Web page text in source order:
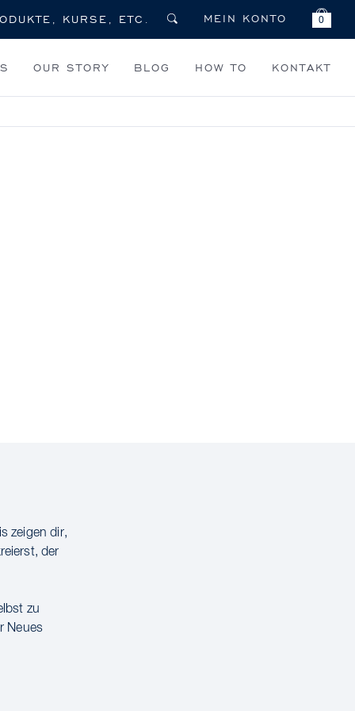
MEIN KONTO 0
OUR STORY BLOG HOW TO KONTAKT
zeigen dir,
der
zu
Neues